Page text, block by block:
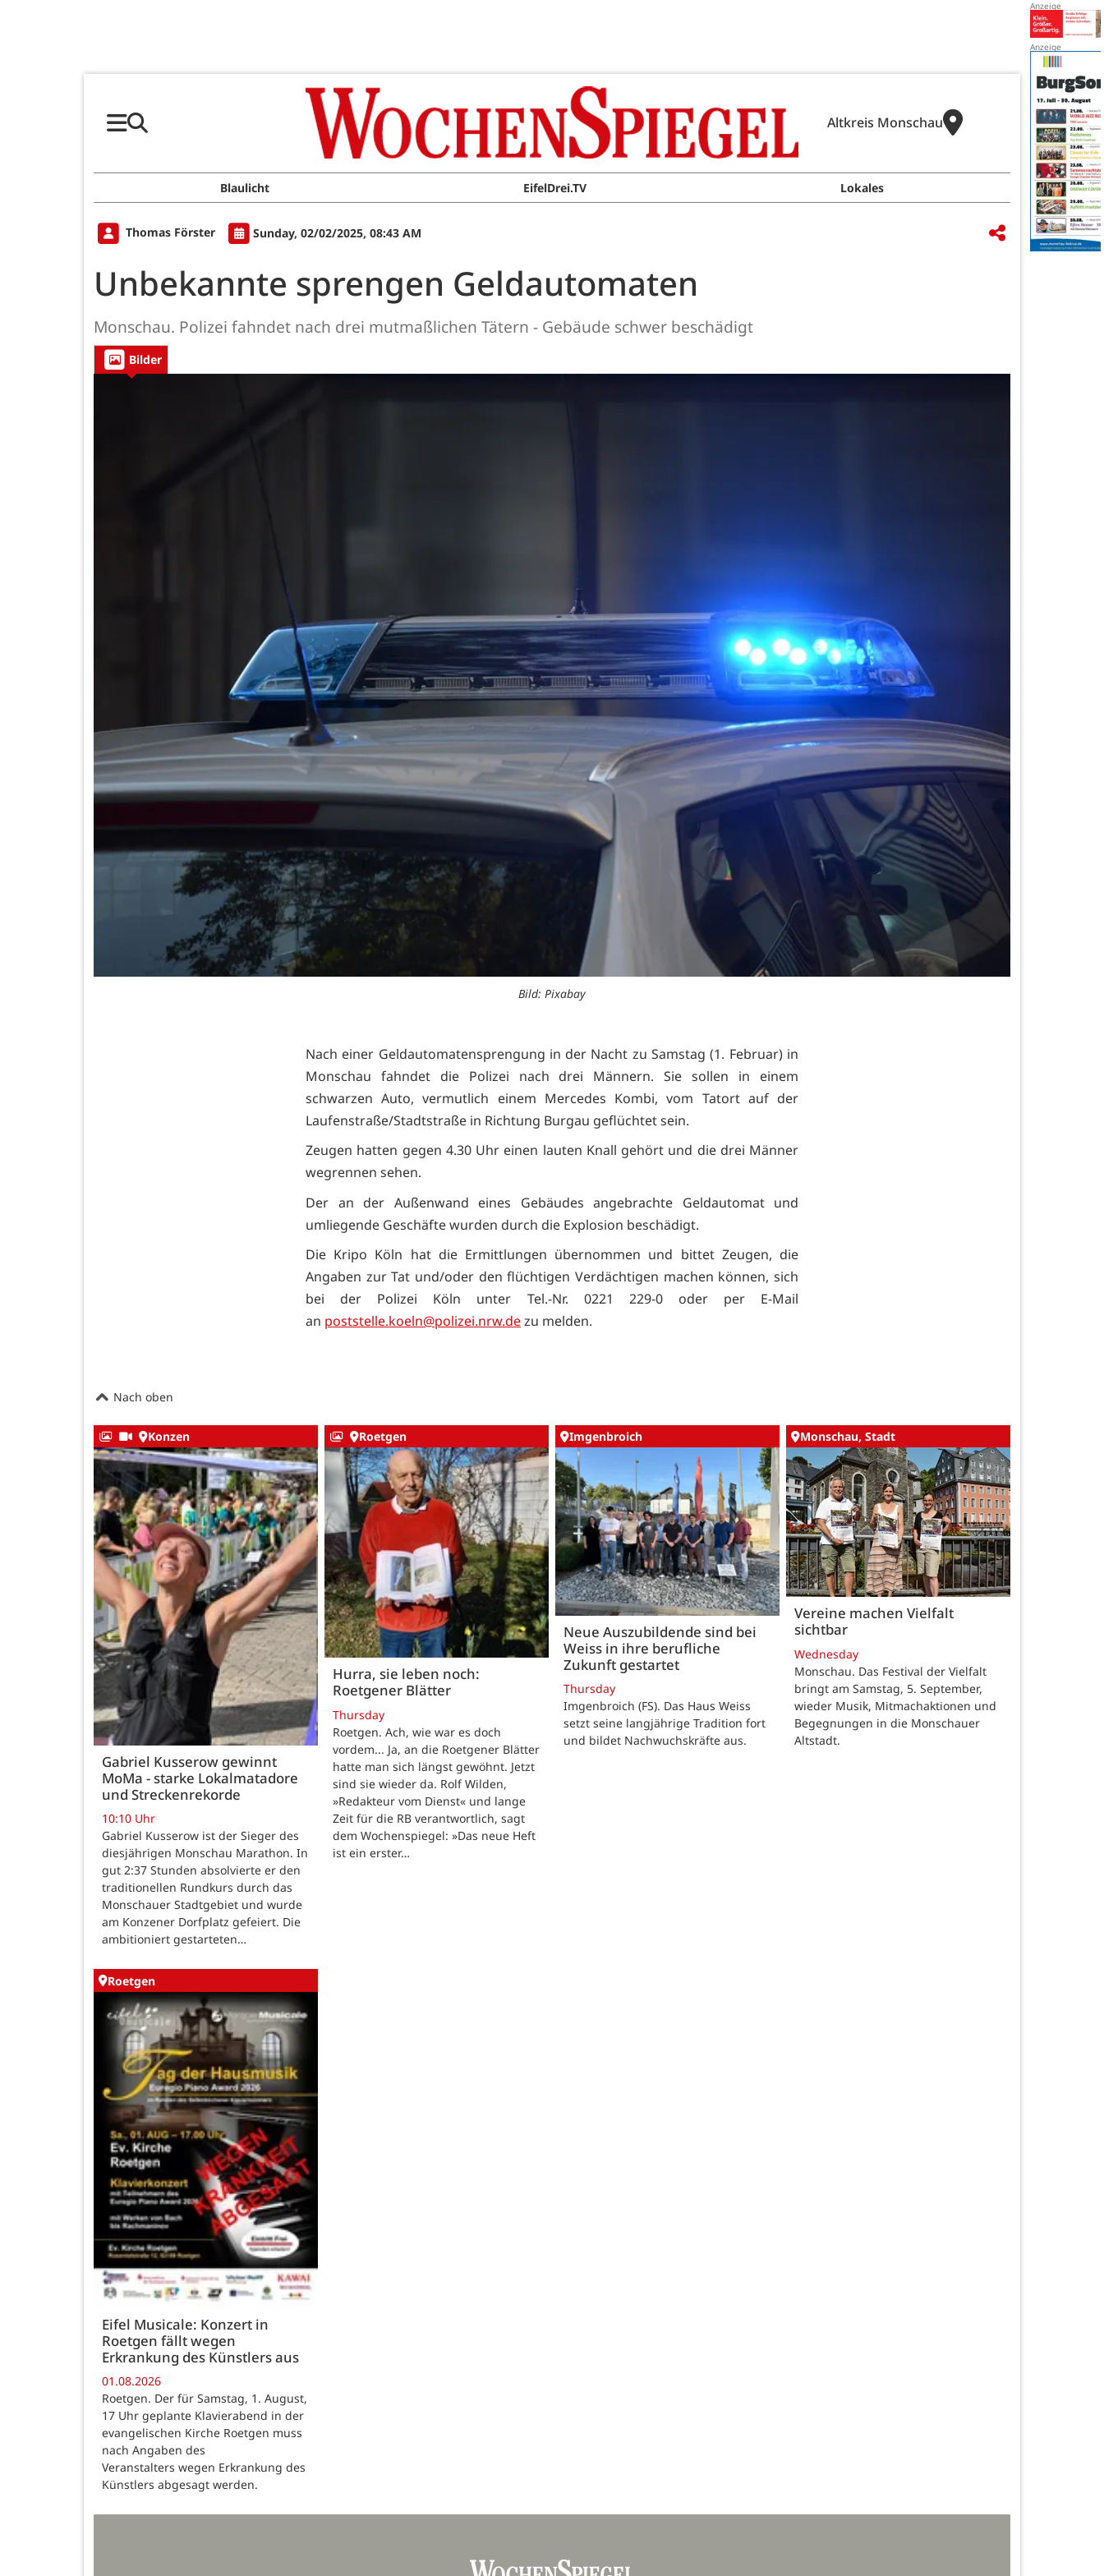
Altkreis Monschau
Blaulicht EifelDrei.TV Lokales
Thomas Förster Sunday, 02/02/2025, 08:43 AM
Unbekannte sprengen Geldautomaten
Monschau. Polizei fahndet nach drei mutmaßlichen Tätern - Gebäude schwer beschädigt
Bilder
Bild: Pixabay
Nach einer Geldautomatensprengung in der Nacht zu Samstag (1. Februar) in
Monschau fahndet die Polizei nach drei Männern. Sie sollen in einem
schwarzen Auto, vermutlich einem Mercedes Kombi, vom Tatort auf der
Laufenstraße/Stadtstraße in Richtung Burgau geflüchtet sein.
Zeugen hatten gegen 4.30 Uhr einen lauten Knall gehört und die drei Männer
wegrennen sehen.
Der an der Außenwand eines Gebäudes angebrachte Geldautomat und
umliegende Geschäfte wurden durch die Explosion beschädigt.
Die Kripo Köln hat die Ermittlungen übernommen und bittet Zeugen, die
Angaben zur Tat und/oder den flüchtigen Verdächtigen machen können, sich
bei der Polizei Köln unter Tel.-Nr. 0221 229-0 oder per E-Mail
an poststelle.koeln@polizei.nrw.dezu melden.
Nach oben
Konzen
Gabriel Kusserow gewinnt
MoMa - starke Lokalmatadore
und Streckenrekorde
10:10 Uhr
Gabriel Kusserow ist der Sieger des
diesjährigen Monschau Marathon. In
gut 2:37 Stunden absolvierte er den
traditionellen Rundkurs durch das
Monschauer Stadtgebiet und wurde
am Konzener Dorfplatz gefeiert. Die
ambitioniert gestarteten…
Roetgen
Hurra, sie leben noch:
Roetgener Blätter
Thursday
Roetgen. Ach, wie war es doch
vordem... Ja, an die Roetgener Blätter
hatte man sich längst gewöhnt. Jetzt
sind sie wieder da. Rolf Wilden,
»Redakteur vom Dienst« und lange
Zeit für die RB verantwortlich, sagt
dem Wochenspiegel: »Das neue Heft
ist ein erster…
Imgenbroich
Neue Auszubildende sind bei
Weiss in ihre berufliche
Zukunft gestartet
Thursday
Imgenbroich (FS). Das Haus Weiss
setzt seine langjährige Tradition fort
und bildet Nachwuchskräfte aus.
Monschau, Stadt
Vereine machen Vielfalt
sichtbar
Wednesday
Monschau. Das Festival der Vielfalt
bringt am Samstag, 5. September,
wieder Musik, Mitmachaktionen und
Begegnungen in die Monschauer
Altstadt.
Roetgen
Eifel Musicale: Konzert in
Roetgen fällt wegen
Erkrankung des Künstlers aus
01.08.2026
Roetgen. Der für Samstag, 1. August,
17 Uhr geplante Klavierabend in der
evangelischen Kirche Roetgen muss
nach Angaben des
Veranstalters wegen Erkrankung des
Künstlers abgesagt werden.